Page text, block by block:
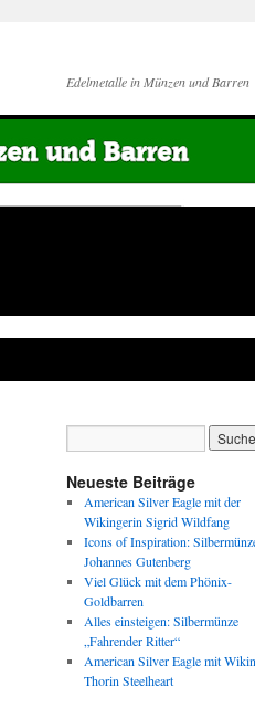
Edelmetalle in Münzen und Barren
Neueste Beiträge
American Silver Eagle mit der
Wikingerin Sigrid Wildfang
Icons of Inspiration:
Johannes Gutenberg
Viel Glück mit dem Phönix-
Goldbarren
Alles einsteigen: Silbermünze
„Fahrender Ritter“
American Silver Eagle mit
Thorin Steelheart